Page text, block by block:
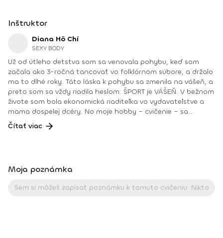
Inštruktor
Diana Hô Chí
SEXY BODY
Už od útleho detstva som sa venovala pohybu, keď som
začala ako 3-ročná tancovať vo folklórnom súbore, a držalo
ma to dlhé roky. Táto láska k pohybu sa zmenila na vášeň, a
preto som sa vždy riadila heslom: ŠPORT je VÁŠEŇ. V bežnom
živote som bola ekonomická riaditeľka vo vydavateľstve a
mama dospelej dcéry. No moje hobby – cvičenie – sa
dostávalo do popredia už dlhé roky. Takmer dennodenne
som viedla skupinové tréningy a pre svojich klientov som
ocenením bola vždy pre mňa pozitívna spätná väzba od
• Kondičný tréner 1. kv. stupňa • Certifikovaná lektorka
Čítať viac
Moja poznámka